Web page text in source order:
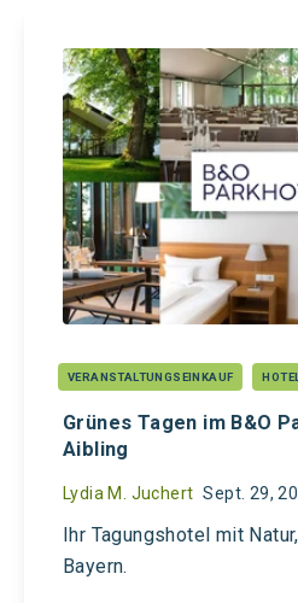
VERANSTALTUNGSEINKAUF HOTEL
Grünes Tagen im B&O
Aibling
Lydia M. Juchert Sept. 29,
Ihr Tagungshotel mit
Bayern.